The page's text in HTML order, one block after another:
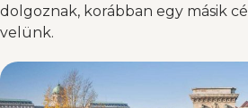
dolgoznak, korábban egy másik
velünk.